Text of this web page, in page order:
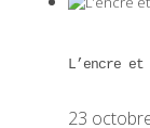
L’encre
23